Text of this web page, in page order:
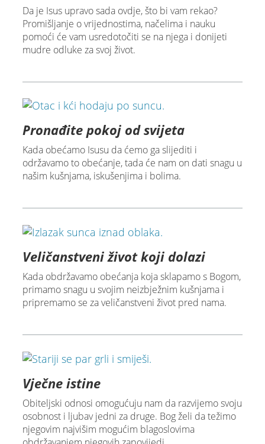
Da je Isus upravo sada ovdje, što bi vam rekao?
Promišljanje o vrijednostima, načelima i nauku
pomoći će vam usredotočiti se na njega i donijeti
mudre odluke za svoj život.
Pronađite pokoj od svijeta
Kada obećamo Isusu da ćemo ga slijediti i
održavamo to obećanje, tada će nam on dati snagu u
našim kušnjama, iskušenjima i bolima.
Veličanstveni život koji dolazi
Kada obdržavamo obećanja koja sklapamo s Bogom,
primamo snagu u svojim neizbježnim kušnjama i
pripremamo se za veličanstveni život pred nama.
Vječne istine
Obiteljski odnosi omogućuju nam da razvijemo svoju
osobnost i ljubav jedni za druge. Bog želi da težimo
njegovim najvišim mogućim blagoslovima